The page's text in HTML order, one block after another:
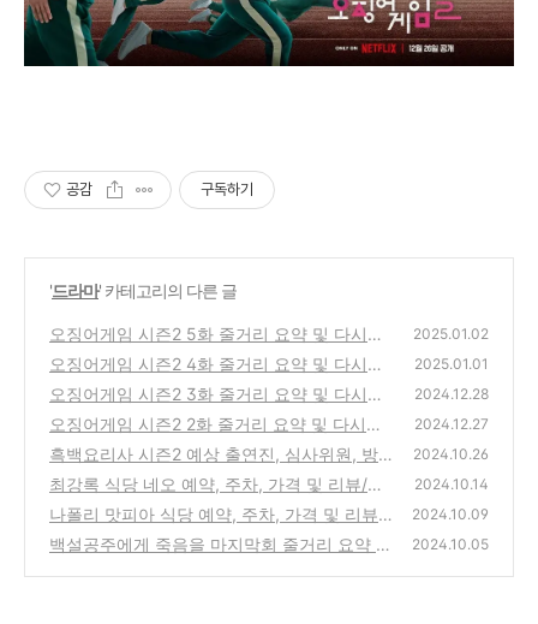
공감 구독하기
'드라마' 카테고리의 다른 글
오징어게임 시즌2 5화 줄거리 요약 및 다시보
기
(0)
2025.01.02
오징어게임 시즌2 4화 줄거리 요약 및 다시보
기
(1)
2025.01.01
오징어게임 시즌2 3화 줄거리 요약 및 다시보
기
(0)
2024.12.28
오징어게임 시즌2 2화 줄거리 요약 및 다시보
기
(0)
2024.12.27
흑백요리사 시즌2 예상 출연진, 심사위원, 방
영 날짜 총정리
(1)
2024.10.26
최강록 식당 네오 예약, 주차, 가격 및 리뷰/평
점 총정리(식당 네오)
(4)
2024.10.14
나폴리 맛피아 식당 예약, 주차, 가격 및 리뷰/
평점 총정리(비아 톨레도 파스타바)
(24)
2024.10.09
백설공주에게 죽음을 마지막회 줄거리 요약 및
2024.10.05